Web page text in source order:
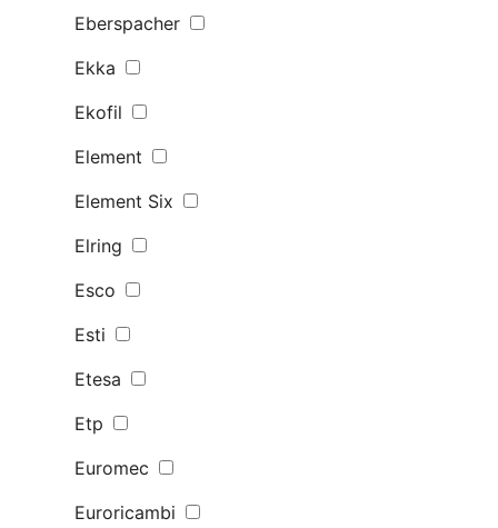
Eberspacher
Ekka
Ekofil
Element
Element Six
Elring
Esco
Esti
Etesa
Etp
Euromec
Euroricambi